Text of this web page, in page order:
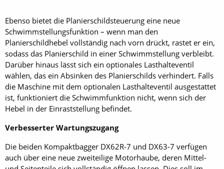
Ebenso bietet die Planierschildsteuerung eine neue
Schwimmstellungsfunktion – wenn man den
Planierschildhebel vollständig nach vorn drückt, rastet er ein,
sodass das Planierschild in einer Schwimmstellung verbleibt.
Darüber hinaus lässt sich ein optionales Lasthalteventil
wählen, das ein Absinken des Planierschilds verhindert. Falls
die Maschine mit dem optionalen Lasthalteventil ausgestattet
ist, funktioniert die Schwimmfunktion nicht, wenn sich der
Hebel in der Einraststellung befindet.
Verbesserter Wartungszugang
Die beiden Kompaktbagger DX62R-7 und DX63-7 verfügen
auch über eine neue zweiteilige Motorhaube, deren Mittel-